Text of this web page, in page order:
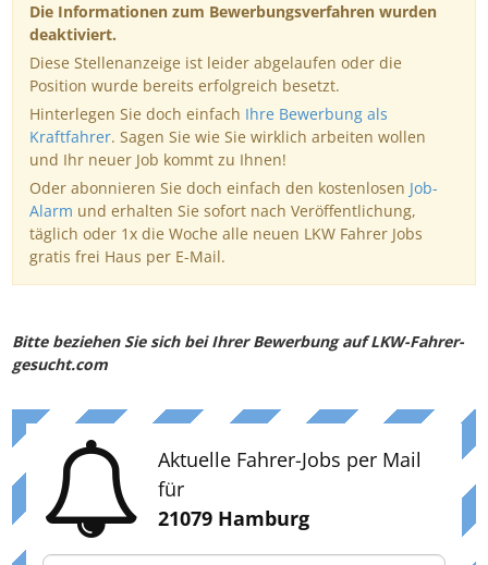
Die Informationen zum Bewerbungsverfahren wurden
deaktiviert.
Diese Stellenanzeige ist leider abgelaufen oder die
Position wurde bereits erfolgreich besetzt.
Hinterlegen Sie doch einfach Ihre Bewerbung als
Kraftfahrer. Sagen Sie wie Sie wirklich arbeiten wollen
und Ihr neuer Job kommt zu Ihnen!
Oder abonnieren Sie doch einfach den kostenlosen Job-
Alarm und erhalten Sie sofort nach Veröffentlichung,
täglich oder 1x die Woche alle neuen LKW Fahrer Jobs
gratis frei Haus per E-Mail.
Bitte beziehen Sie sich bei Ihrer Bewerbung auf LKW-Fahrer-
gesucht.com
Aktuelle Fahrer-Jobs per Mail
für
21079 Hamburg